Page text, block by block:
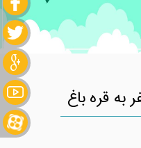
به قره باغ